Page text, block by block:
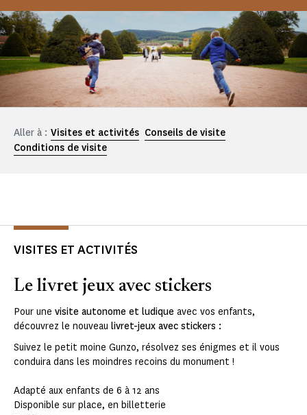
Aller à : Visites et activités Conseils de visite
Conditions de visite
VISITES ET ACTIVITÉS
Le livret jeux avec stickers
Pour une visite autonome et ludique avec vos enfants,
découvrez le nouveau livret-jeux avec stickers :
Suivez le petit moine Gunzo, résolvez ses énigmes et il vous
conduira dans les moindres recoins du monument !
Adapté aux enfants de 6 à 12 ans
Disponible sur place, en billetterie